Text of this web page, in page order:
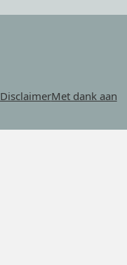
DisclaimerMet dank aan